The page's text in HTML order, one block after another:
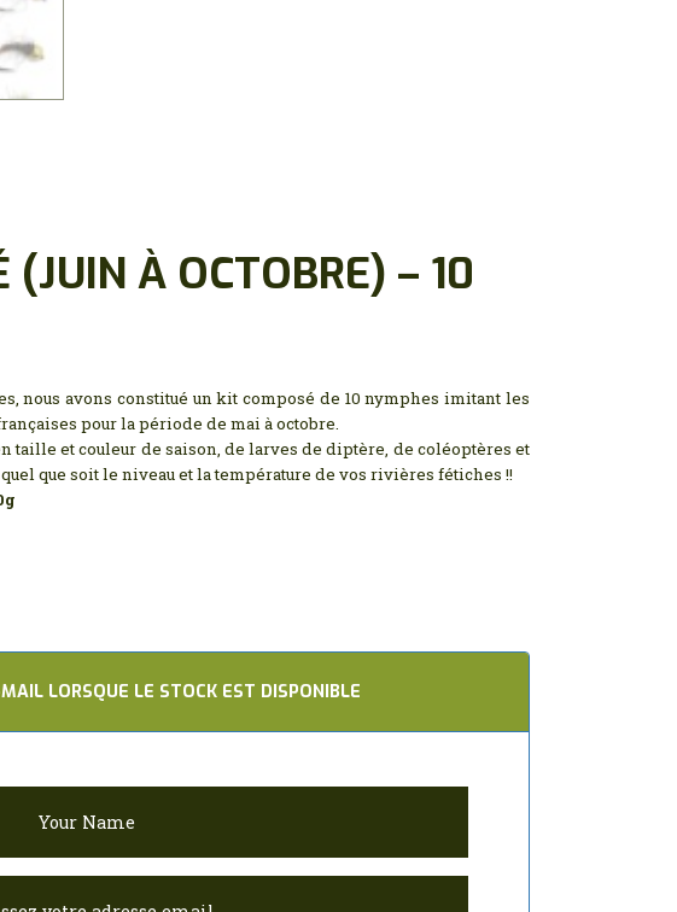
À OCTOBRE) – 10
nous avons constitué un kit composé de 10 nymphes imitant les
pour la période de mai à octobre.
taille et couleur de saison, de larves de diptère, de coléoptères et
que soit le niveau et la température de vos rivières fétiches !!
LORSQUE LE STOCK EST DISPONIBLE